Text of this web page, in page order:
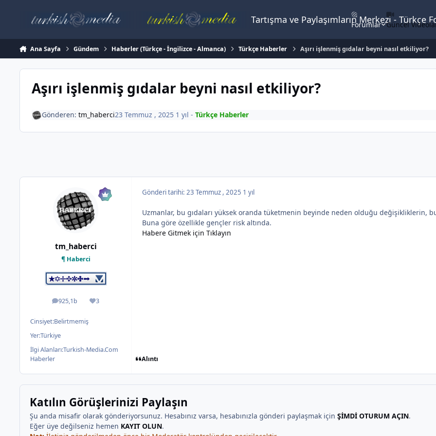
Tartışma ve Paylaşımların Merkezi -
Forumlar Güncel
Ana Sayfa Gündem Haberler (Türkçe - İngilizce - Almanca) Türkçe Haberler Aşırı işlenmiş gıdalar beyni nasıl etkiliyor?
Aşırı işlenmiş gıdalar beyni nasıl etkiliyor?
Gönderen: tm_haberci23 Temmuz , 2025 1 yıl - Türkçe Haberler
tm_haberci
¶ Haberci
925,1b
ileti 3
İtibar
Cinsiyet:Belirtmemiş
Yer:Türkiye
İlgi Alanları:Turkish-Media.Com
Haberler
Gönderi tarihi: 23 Temmuz , 2025 1 yıl
Uzmanlar, bu gıdaları yüksek oranda tüketmenin beyinde neden olduğu değişikliklerin,
Buna göre özellikle gençler risk altında.
Habere Gitmek için Tıklayın
Alıntı
Katılın Görüşlerinizi Paylaşın
Şu anda misafir olarak gönderiyorsunuz. Hesabınız varsa, hesabınızla gönderi paylaşmak için ŞİMDİ OTURUM AÇIN.
Eğer üye değilseniz hemen KAYIT OLUN.